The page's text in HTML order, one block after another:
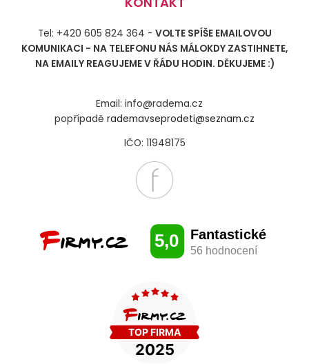
Tel: +420 605 824 364 - VOLTE SPÍŠE EMAILOVOU
KOMUNIKACI - NA TELEFONU NÁS MÁLOKDY ZASTIHNETE,
NA EMAILY REAGUJEME V ŘÁDU HODIN. DĚKUJEME :)
Email: info@radema.cz
popřípadě rademavseprodeti@seznam.cz
IČO: 11948175